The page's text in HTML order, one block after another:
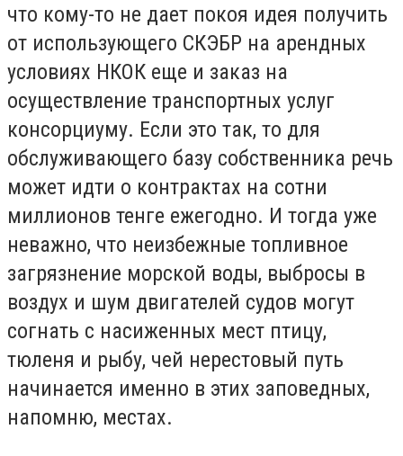
что кому-то не дает покоя идея получить
от использующего СКЭБР на арендных
условиях НКОК еще и заказ на
осуществление транспортных услуг
консорциуму. Если это так, то для
обслуживающего базу собственника речь
может идти о контрактах на сотни
миллионов тенге ежегодно. И тогда уже
неважно, что неизбежные топливное
загрязнение морской воды, выбросы в
воздух и шум двигателей судов могут
согнать с насиженных мест птицу,
тюленя и рыбу, чей нерестовый путь
начинается именно в этих заповедных,
напомню, местах.